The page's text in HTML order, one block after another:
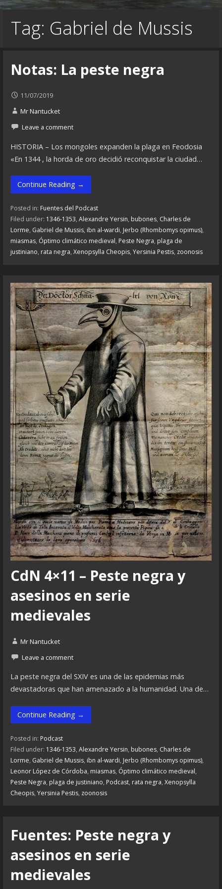
Tag: Gabriel de Mussis
Notas: La peste negra
11/07/2019
Mr Nantucket
Leave a comment
HISTORIA – Los mongoles expanden la plaga en Feodosia
«En 1344 , la horda de oro decidió reconquistar la ciudad…
Continue Reading →
Posted in: Fuentes del Podcast
Filed under: 1346-1353, Alexandre Yersin, bubones, Charles de
Lorme, Gabriel de Mussis, ibn al-wardi, Jerbo (Rhombomys opimus),
miasmas, Óptimo climático medieval, Peste Negra, plaga de
justiniano, rata negra, Xenopsylla Cheopis, Yersinia Pestis, zoonosis
CdN 4×11 – Peste negra y
asesinos en serie
medievales
Mr Nantucket
Leave a comment
La peste negra del SXIV es una de las epidemias más
devastadoras que han amenazado a la humanidad. Una de…
Continue Reading →
Posted in: Podcast
Filed under: 1346-1353, Alexandre Yersin, bubones, Charles de
Lorme, Gabriel de Mussis, ibn al-wardi, Jerbo (Rhombomys opimus),
Leonor López de Córdoba, miasmas, Óptimo climático medieval,
Peste Negra, plaga de justiniano, Podcast, rata negra, Xenopsylla
Cheopis, Yersinia Pestis, zoonosis
Fuentes: Peste negra y
asesinos en serie
medievales